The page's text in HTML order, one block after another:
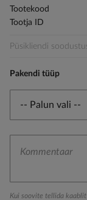
the
images
gallery
Tootekood
Tootja ID
Püsikliendi
Pakendi tüüp
Kui soovite tellida